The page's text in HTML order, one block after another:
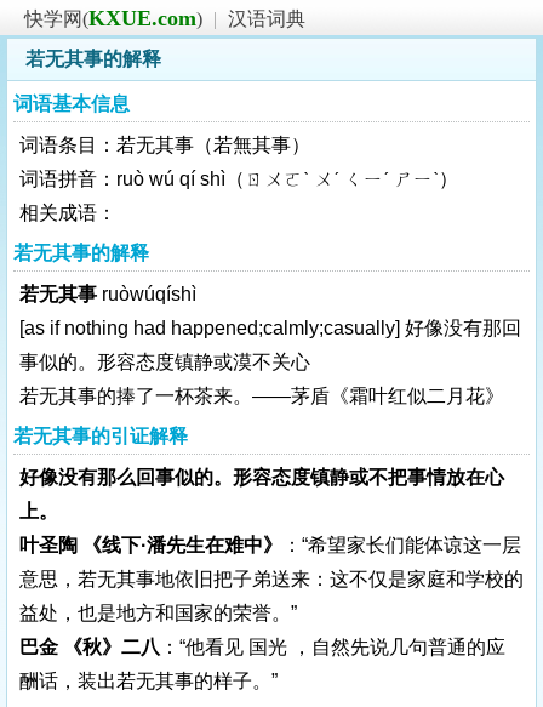
快学网(KXUE.com) | 汉语词典
若无其事的解释
词语基本信息
词语条目：若无其事（若無其事）
词语拼音：ruò wú qí shì（ㄖㄨㄛˋ ㄨˊ ㄑㄧˊ ㄕㄧˋ）
相关成语：
若无其事的解释
若无其事 ruòwúqíshì
[as if nothing had happened;calmly;casually] 好像没有那回
事似的。形容态度镇静或漠不关心
若无其事的捧了一杯茶来。——茅盾《霜叶红似二月花》
若无其事的引证解释
好像没有那么回事似的。形容态度镇静或不把事情放在心
上。
叶圣陶 《线下·潘先生在难中》
：“希望家长们能体谅这一层
意思，若无其事地依旧把子弟送来：这不仅是家庭和学校的
益处，也是地方和国家的荣誉。”
巴金 《秋》二八 ：“他看见 国光 ，自然先说几句普通的应
酬话，装出若无其事的样子。”